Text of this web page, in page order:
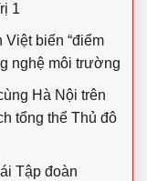
1
biến “điểm
nghệ môi trường
Hà Nội trên
tổng thể Thủ đô
Tập đoàn